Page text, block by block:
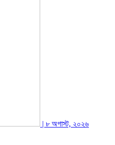
| ৮ অগাস্ট, ২০২৬